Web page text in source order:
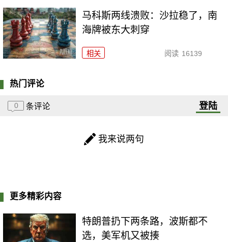
马科斯两线溃败：沙拉稳了，南
海牌被东大刺穿
相关 阅读 16139
热门评论
0 条评论 登陆
我来说两句
更多精彩内容
特朗普扔下两条路，波斯都不
选，美军机又被揍